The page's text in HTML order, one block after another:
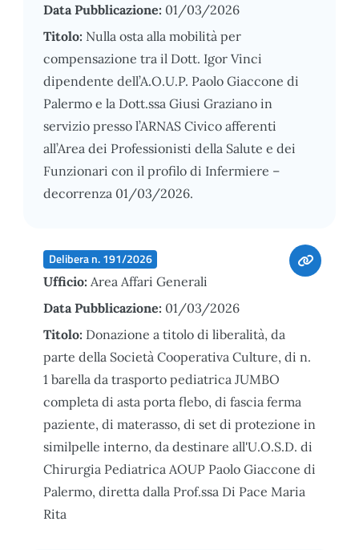
Data Pubblicazione: 01/03/2026
Titolo: Nulla osta alla mobilità per
compensazione tra il Dott. Igor Vinci
dipendente dell’A.O.U.P. Paolo Giaccone di
Palermo e la Dott.ssa Giusi Graziano in
servizio presso l’ARNAS Civico afferenti
all’Area dei Professionisti della Salute e dei
Funzionari con il profilo di Infermiere –
decorrenza 01/03/2026.
Delibera n. 191/2026
Ufficio: Area Affari Generali
Data Pubblicazione: 01/03/2026
Titolo: Donazione a titolo di liberalità, da
parte della Società Cooperativa Culture, di n.
1 barella da trasporto pediatrica JUMBO
completa di asta porta flebo, di fascia ferma
paziente, di materasso, di set di protezione in
similpelle interno, da destinare all'U.O.S.D. di
Chirurgia Pediatrica AOUP Paolo Giaccone di
Palermo, diretta dalla Prof.ssa Di Pace Maria
Rita